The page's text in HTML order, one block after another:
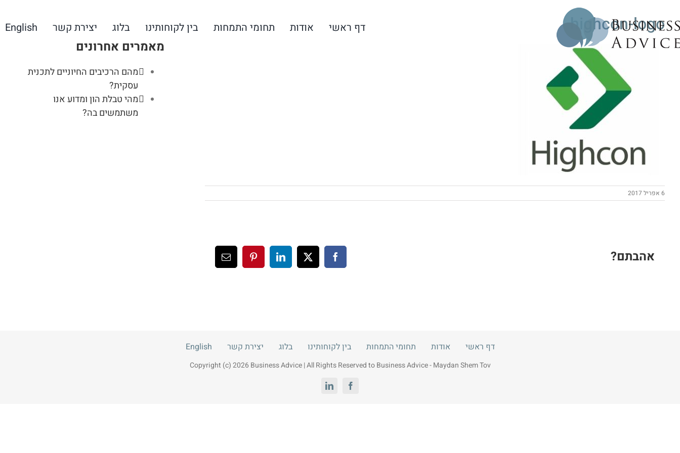
to
content
דף ראשי אודות תחומי התמחות בין לקוחותינו בלוג יצירת קשר English highcon-logo
6 אפריל 2017
אהבתם? Facebook
X
LinkedIn
Pinterestכתובת
דואר
מאמרים אחרונים
מהם הרכיבים החיוניים לתכנית
עסקית?
מהי טבלת הון ומדוע אנו
משתמשים בה?
דף ראשי אודות תחומי התמחות בין לקוחותינו בלוג יצירת קשר English
Copyright (c) 2026 Business Advice | All Rights Reserved to Business Advice - Maydan Shem Tov